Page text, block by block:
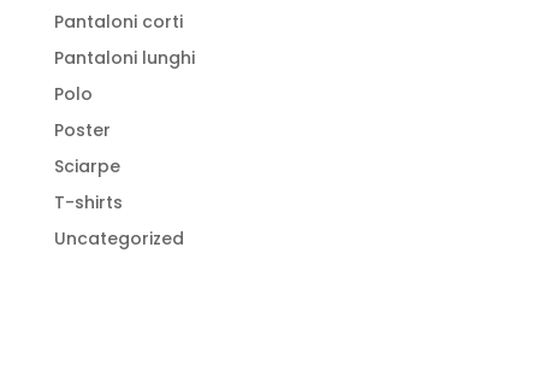
Pantaloni corti
Pantaloni lunghi
Polo
Poster
Sciarpe
T-shirts
Uncategorized